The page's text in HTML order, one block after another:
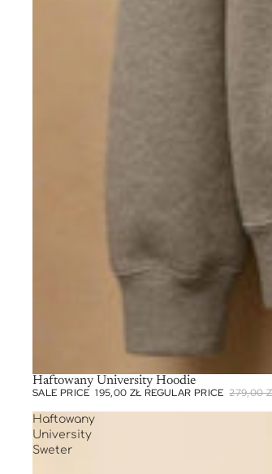
SALE
Haftowany University Hoodie
SALE PRICE 195,00 ZŁ REGULAR PRICE 279,00
Haftowany
University
Sweter